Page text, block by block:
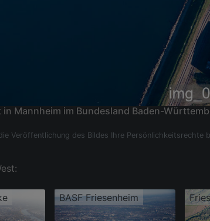
Mannheim im Bundesland Baden-
Veröffentlichung des Bildes Ihre Persönlichkeitsrechte
BASF Friesenheim